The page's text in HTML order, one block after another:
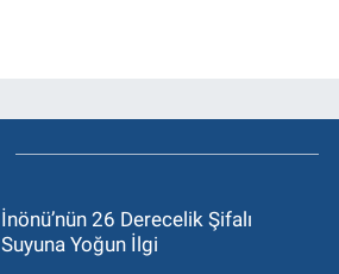
İnönü’nün 26 Derecelik Şifalı
Suyuna Yoğun İlgi